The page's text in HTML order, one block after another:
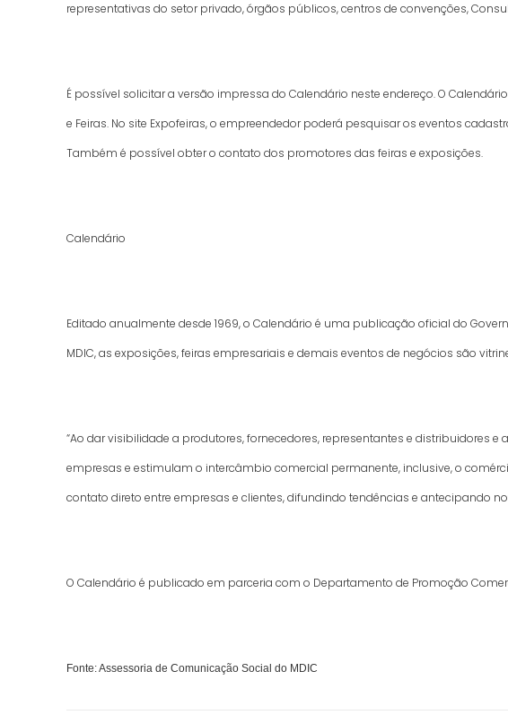
representativas do setor privado, órgãos públicos, centros de convenções,
É possível solicitar a versão impressa do Calendário neste endereço. O
e Feiras. No site Expofeiras, o empreendedor poderá pesquisar os eventos
Também é possível obter o contato dos promotores das feiras e exposições.
Calendário
Editado anualmente desde 1969, o Calendário é uma publicação oficial do
MDIC, as exposições, feiras empresariais e demais eventos de negócios são
“Ao dar visibilidade a produtores, fornecedores, representantes e distribuidores
empresas e estimulam o intercâmbio comercial permanente, inclusive, o
contato direto entre empresas e clientes, difundindo tendências e antecipando
O Calendário é publicado em parceria com o Departamento de Promoção
Fonte: Assessoria de Comunicação Social do MDIC